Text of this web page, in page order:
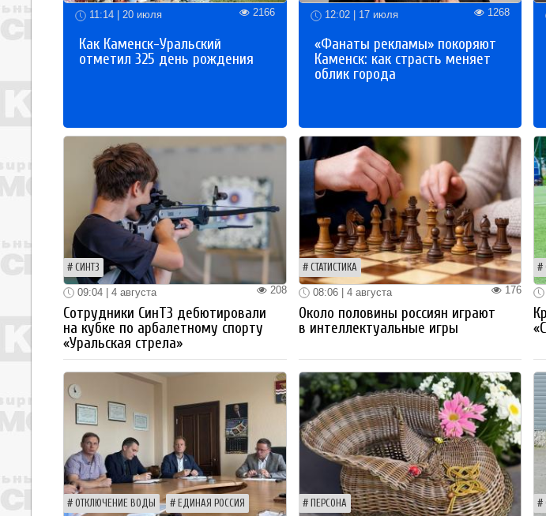
11:14 | 20 июля 2166
Как Каменск-Уральский
отметил 325 день рождения
12:02 | 17 июля 1268
«Фанаты рекламы» покоряют
Каменск: как страсть меняет
облик города
СИНТЗ
208
09:04 | 4 августа
Сотрудники СинТЗ дебютировали
на кубке по арбалетному спорту
«Уральская стрела»
СТАТИСТИКА
176
08:06 | 4 августа
Около половины россиян играют
в интеллектуальные игры
ОТКЛЮЧЕНИЕ ВОДЫ ЕДИНАЯ РОССИЯ ПЕРСОНА